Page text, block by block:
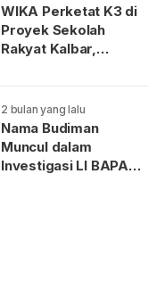
WIKA Perketat K3 di
Proyek Sekolah
Rakyat Kalbar,
2 bulan yang lalu
Nama Budiman
Muncul dalam
Investigasi LI BAPAN